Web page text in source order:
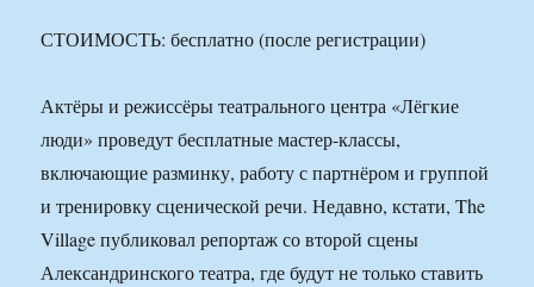
СТОИМОСТЬ: бесплатно (после регистрации)
Актёры и режиссёры театрального центра «Лёгкие
люди» проведут бесплатные мастер-классы,
включающие разминку, работу с партнёром и группой
и тренировку сценической речи. Недавно, кстати, The
Village публиковал репортаж со второй сцены
Александринского театра, где будут не только ставить